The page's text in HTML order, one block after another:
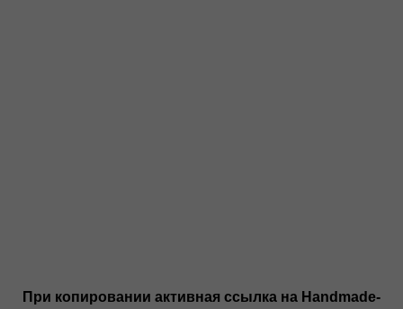
При копировании активная ссылка на Handmade-